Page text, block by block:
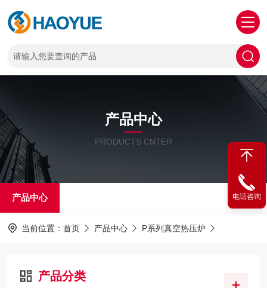
产品中心
PRODUCTS CNTER
产品中心
当前位置： 首页 产品中心 P系列真空热压炉
产品分类
电话咨询